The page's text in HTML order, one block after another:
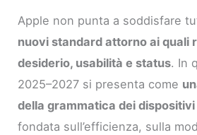
Apple non punta a soddisfare
nuovi standard attorno ai quali
desiderio, usabilità e status. In
2025–2027 si presenta come
della grammatica dei
fondata sull’efficienza, sulla